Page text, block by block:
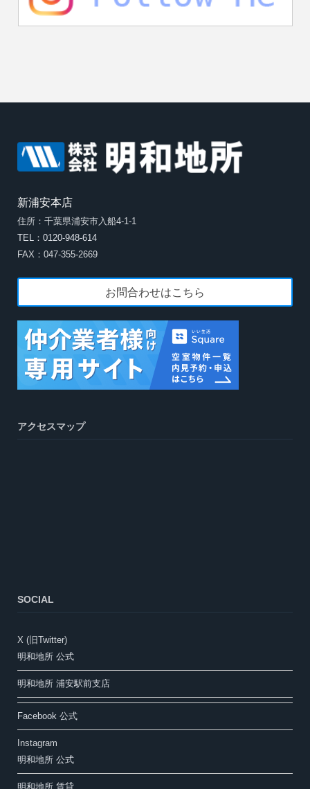
新浦安本店
住所：千葉県浦安市入船4-1-1
TEL：0120-948-614
FAX：047-355-2669
お問合わせはこちら
アクセスマップ
SOCIAL
X (旧Twitter)
明和地所 公式
明和地所 浦安駅前支店
Facebook 公式
Instagram
明和地所 公式
明和地所 賃貸